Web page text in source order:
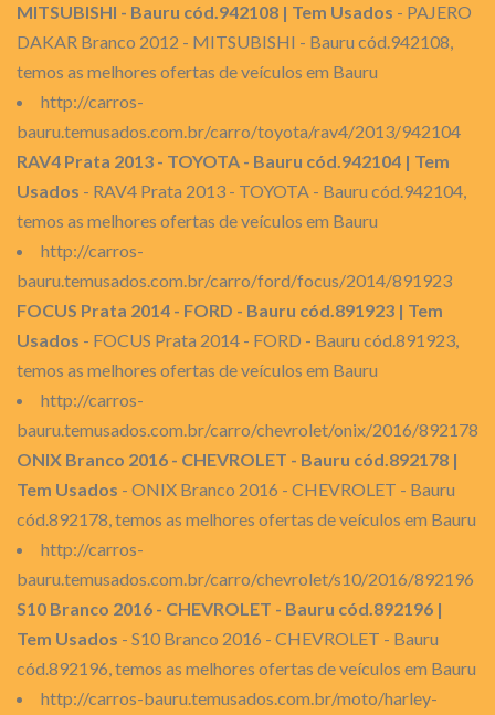
MITSUBISHI - Bauru cód.942108 | Tem Usados - PAJERO
DAKAR Branco 2012 - MITSUBISHI - Bauru cód.942108,
temos as melhores ofertas de veículos em Bauru
http://carros-
bauru.temusados.com.br/carro/toyota/rav4/2013/942104
RAV4 Prata 2013 - TOYOTA - Bauru cód.942104 | Tem
Usados - RAV4 Prata 2013 - TOYOTA - Bauru cód.942104,
temos as melhores ofertas de veículos em Bauru
http://carros-
bauru.temusados.com.br/carro/ford/focus/2014/891923
FOCUS Prata 2014 - FORD - Bauru cód.891923 | Tem
Usados - FOCUS Prata 2014 - FORD - Bauru cód.891923,
temos as melhores ofertas de veículos em Bauru
http://carros-
bauru.temusados.com.br/carro/chevrolet/onix/2016/892178
ONIX Branco 2016 - CHEVROLET - Bauru cód.892178 |
Tem Usados - ONIX Branco 2016 - CHEVROLET - Bauru
cód.892178, temos as melhores ofertas de veículos em Bauru
http://carros-
bauru.temusados.com.br/carro/chevrolet/s10/2016/892196
S10 Branco 2016 - CHEVROLET - Bauru cód.892196 |
Tem Usados - S10 Branco 2016 - CHEVROLET - Bauru
cód.892196, temos as melhores ofertas de veículos em Bauru
http://carros-bauru.temusados.com.br/moto/harley-